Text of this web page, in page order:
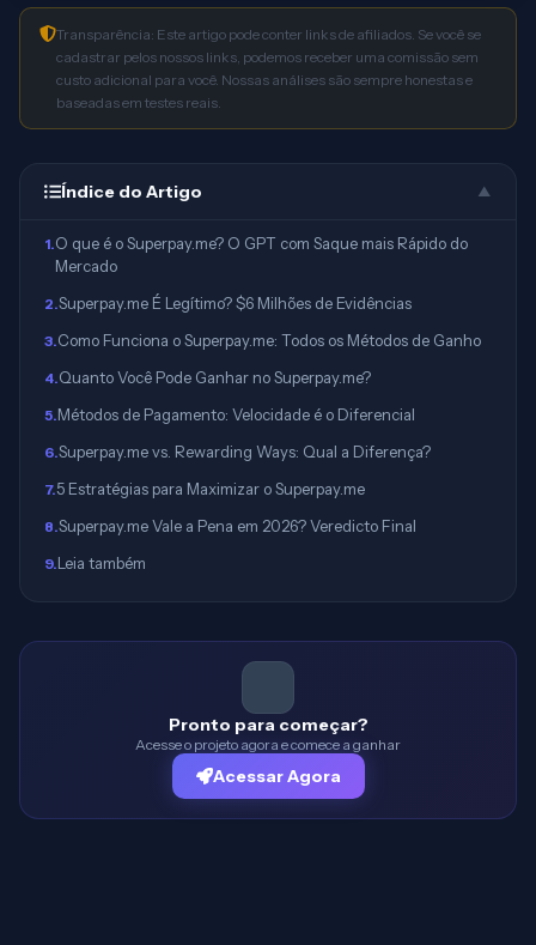
Transparência: Este artigo pode conter links de afiliados. Se você se
cadastrar pelos nossos links, podemos receber uma comissão sem
custo adicional para você. Nossas análises são sempre honestas e
baseadas em testes reais.
Índice do Artigo ▲
1.O que é o Superpay.me? O GPT com Saque mais Rápido do
Mercado
2.Superpay.me É Legítimo? $6 Milhões de Evidências
3.Como Funciona o Superpay.me: Todos os Métodos de Ganho
4.Quanto Você Pode Ganhar no Superpay.me?
5.Métodos de Pagamento: Velocidade é o Diferencial
6.Superpay.me vs. Rewarding Ways: Qual a Diferença?
7.5 Estratégias para Maximizar o Superpay.me
8.Superpay.me Vale a Pena em 2026? Veredicto Final
9.Leia também
Pronto para começar?
Acesse o projeto agora e comece a ganhar
Acessar Agora